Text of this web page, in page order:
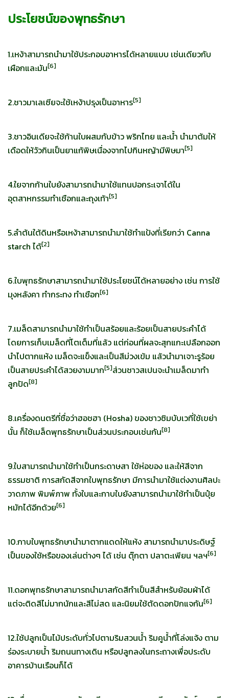
ประโยชน์ของพุทธรักษา
1.เหง้าสามารถนำมาใช้ประกอบอาหารได้หลายแบบ เช่นเดียวกับ
เผือกและมัน[6]
2.ชาวมาเลเซียจะใช้เหง้าปรุงเป็นอาหาร[5]
3.ชาวอินเดียจะใช้ก้านใบผสมกับข้าว พริกไทย และน้ำ นำมาต้มให้
เดือดให้วัวกินเป็นยาแก้พิษเนื่องจากไปกินหญ้ามีพิษมา[5]
4.ใยจากก้านใบยังสามารถนำมาใช้แทนปอกระเจาได้ใน
อุตสาหกรรมทำเชือกและถุงเท้า[5]
5.ลำต้นใต้ดินหรือเหง้าสามารถนำมาใช้ทำแป้งที่เรียกว่า Canna
starch ได้[2]
6.ใบพุทธรักษาสามารถนำมาใช้ประโยชน์ได้หลายอย่าง เช่น การใช้
มุงหลังคา ทำกระทง ทำเชือก[6]
7.เมล็ดสามารถนำมาใช้ทำเป็นสร้อยและร้อยเป็นสายประคำได้
โดยการเก็บเมล็ดที่โตเต็มที่แล้ว แต่ก่อนที่ผลจะสุกแกะเปลือกออก
นำไปตากแห้ง เมล็ดจะแข็งและเป็นสีม่วงเข้ม แล้วนำมาเจาะรูร้อย
เป็นสายประคำได้สวยงามมาก[5]ส่วนชาวสเปนจะนำเมล็ดมาทำ
ลูกปัด[8]
8.เครื่องดนตรีที่ชื่อว่าฮอชฮา (Hosha) ของชาวซิมบับเวที่ใช้เขย่า
นั้น ก็ใช้เมล็ดพุทธรักษาเป็นส่วนประกอบเช่นกัน[8]
9.ใบสามารถนำมาใช้ทำเป็นกระดาษสา ใช้ห่อของ และให้สีจาก
ธรรมชาติ การสกัดสีจากใบพุทธรักษา มีการนำมาใช้แต่งงานศิลปะ
วาดภาพ พิมพ์ภาพ ทั้งใบและกาบใบยังสามารถนำมาใช้ทำเป็นปุ๋ย
หมักได้อีกด้วย[6]
10.กาบใบพุทธรักษานำมาตากแดดให้แห้ง สามารถนำมาประดิษฐ์
เป็นของใช้หรือของเล่นต่างๆ ได้ เช่น ตุ๊กตา ปลาตะเพียน ฯลฯ[6]
11.ดอกพุทธรักษาสามารถนำมาสกัดสีทำเป็นสีสำหรับย้อมผ้าได้
แต่จะติดสีไม่มากนักและสีไม่สด และนิยมใช้ตัดดอกปักแจกัน[6]
12.ใช้ปลูกเป็นไม้ประดับทั่วไปตามริมสวนน้ำ ริมคูน้ำที่โล่งแจ้ง ตาม
ร่องระบายน้ำ ริมถนนทางเดิน หรือปลูกลงในกระถางเพื่อประดับ
อาคารบ้านเรือนก็ได้